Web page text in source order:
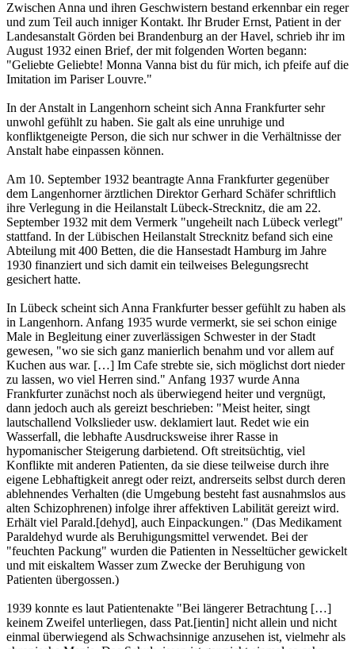
Zwischen Anna und ihren Geschwistern bestand erkennbar ein reger
und zum Teil auch inniger Kontakt. Ihr Bruder Ernst, Patient in der
Landesanstalt Görden bei Brandenburg an der Havel, schrieb ihr im
August 1932 einen Brief, der mit folgenden Worten begann:
"Geliebte Geliebte! Monna Vanna bist du für mich, ich pfeife auf die
Imitation im Pariser Louvre."
In der Anstalt in Langenhorn scheint sich Anna Frankfurter sehr
unwohl gefühlt zu haben. Sie galt als eine unruhige und
konfliktgeneigte Person, die sich nur schwer in die Verhältnisse der
Anstalt habe einpassen können.
Am 10. September 1932 beantragte Anna Frankfurter gegenüber
dem Langenhorner ärztlichen Direktor Gerhard Schäfer schriftlich
ihre Verlegung in die Heilanstalt Lübeck-Strecknitz, die am 22.
September 1932 mit dem Vermerk "ungeheilt nach Lübeck verlegt"
stattfand. In der Lübischen Heilanstalt Strecknitz befand sich eine
Abteilung mit 400 Betten, die die Hansestadt Hamburg im Jahre
1930 finanziert und sich damit ein teilweises Belegungsrecht
gesichert hatte.
In Lübeck scheint sich Anna Frankfurter besser gefühlt zu haben als
in Langenhorn. Anfang 1935 wurde vermerkt, sie sei schon einige
Male in Begleitung einer zuverlässigen Schwester in der Stadt
gewesen, "wo sie sich ganz manierlich benahm und vor allem auf
Kuchen aus war. […] Im Cafe strebte sie, sich möglichst dort nieder
zu lassen, wo viel Herren sind." Anfang 1937 wurde Anna
Frankfurter zunächst noch als überwiegend heiter und vergnügt,
dann jedoch auch als gereizt beschrieben: "Meist heiter, singt
lautschallend Volkslieder usw. deklamiert laut. Redet wie ein
Wasserfall, die lebhafte Ausdrucksweise ihrer Rasse in
hypomanischer Steigerung darbietend. Oft streitsüchtig, viel
Konflikte mit anderen Patienten, da sie diese teilweise durch ihre
eigene Lebhaftigkeit anregt oder reizt, andrerseits selbst durch deren
ablehnendes Verhalten (die Umgebung besteht fast ausnahmslos aus
alten Schizophrenen) infolge ihrer affektiven Labilität gereizt wird.
Erhält viel Parald.[dehyd], auch Einpackungen." (Das Medikament
Paraldehyd wurde als Beruhigungsmittel verwendet. Bei der
"feuchten Packung" wurden die Patienten in Nesseltücher gewickelt
und mit eiskaltem Wasser zum Zwecke der Beruhigung von
Patienten übergossen.)
1939 konnte es laut Patientenakte "Bei längerer Betrachtung […]
keinem Zweifel unterliegen, dass Pat.[ientin] nicht allein und nicht
einmal überwiegend als Schwachsinnige anzusehen ist, vielmehr als